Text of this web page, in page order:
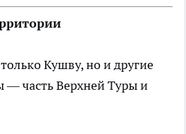
Кушву, но и другие
— часть Верхней Туры и